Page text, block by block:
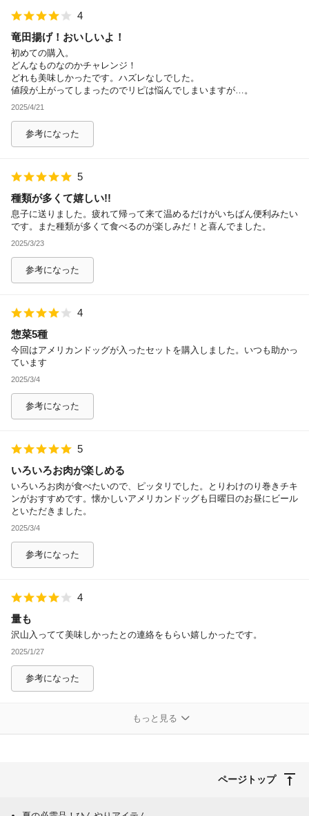
4
竜田揚げ！おいしいよ！
初めての購入。
どんなものなのかチャレンジ！
どれも美味しかったです。ハズレなしでした。
値段が上がってしまったのでリピは悩んでしまいますが…。
2025/4/21
参考になった
5
種類が多くて嬉しい!!
息子に送りました。疲れて帰って来て温めるだけがいちばん便利みたい
です。また種類が多くて食べるのが楽しみだ！と喜んでました。
2025/3/23
参考になった
4
惣菜5種
今回はアメリカンドッグが入ったセットを購入しました。いつも助かっ
ています
2025/3/4
参考になった
5
いろいろお肉が楽しめる
いろいろお肉が食べたいので、ピッタリでした。とりわけのり巻きチキ
ンがおすすめです。懐かしいアメリカンドッグも日曜日のお昼にビール
といただきました。
2025/3/4
参考になった
4
量も
沢山入ってて美味しかったとの連絡をもらい嬉しかったです。
2025/1/27
参考になった
もっと見る
ページトップ